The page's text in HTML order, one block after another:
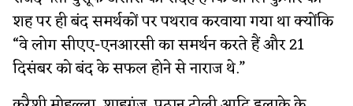
शह पर ही बंद समर्थकों पर पथराव करवाया गया था क्योंकि
“वे लोग सीएए-एनआरसी का समर्थन करते हैं और 21
दिसंबर को बंद के सफल होने से नाराज थे.”